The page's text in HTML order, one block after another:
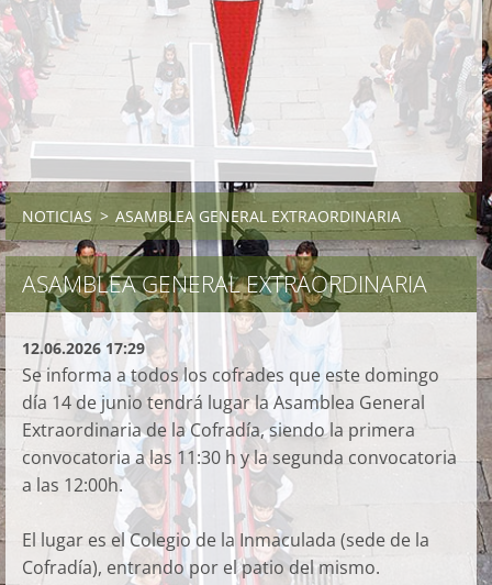
NOTICIAS > ASAMBLEA GENERAL EXTRAORDINARIA
ASAMBLEA GENERAL EXTRAORDINARIA
12.06.2026 17:29
Se informa a todos los cofrades que este domingo
día 14 de junio tendrá lugar la Asamblea General
Extraordinaria de la Cofradía, siendo la primera
convocatoria a las 11:30 h y la segunda convocatoria
a las 12:00h.
El lugar es el Colegio de la Inmaculada (sede de la
Cofradía), entrando por el patio del mismo.